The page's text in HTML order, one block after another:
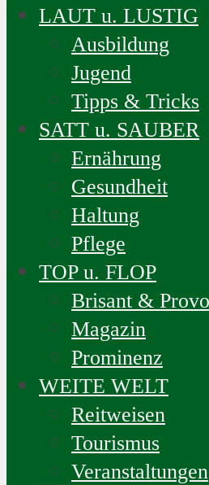
LAUT u. LUSTIG
Ausbildung
Jugend
Tipps & Tricks
SATT u. SAUBER
Ernährung
Gesundheit
Haltung
Pflege
TOP u. FLOP
Brisant &
Magazin
Prominenz
WEITE WELT
Reitweisen
Tourismus
Veranstaltungen